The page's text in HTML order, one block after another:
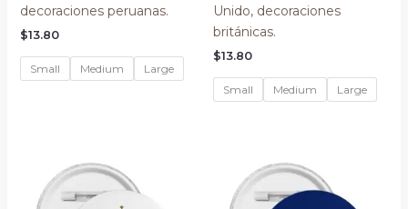
decoraciones peruanas.
$13.80
Small Medium Large
Unido, decoraciones
británicas.
$13.80
Small Medium Large